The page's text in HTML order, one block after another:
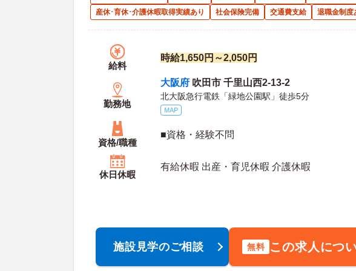
産休･育休･介護休暇取得実績あり
社会保険完備 交通費支給 退職金制度
給料
時給1,650円～2,050円
勤務地
大阪府 吹田市 千里山西2-13-2
北大阪急行電鉄「緑地公園駅」徒歩5分
MAP
資格/職種
■資格・経験不問
休日休暇
有給休暇 出産・育児休暇 介護休暇
施設見学のご相談 無料 この求人につ